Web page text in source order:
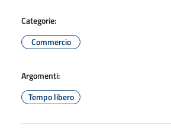
Categorie:
Commercio
Argomenti:
Tempo libero